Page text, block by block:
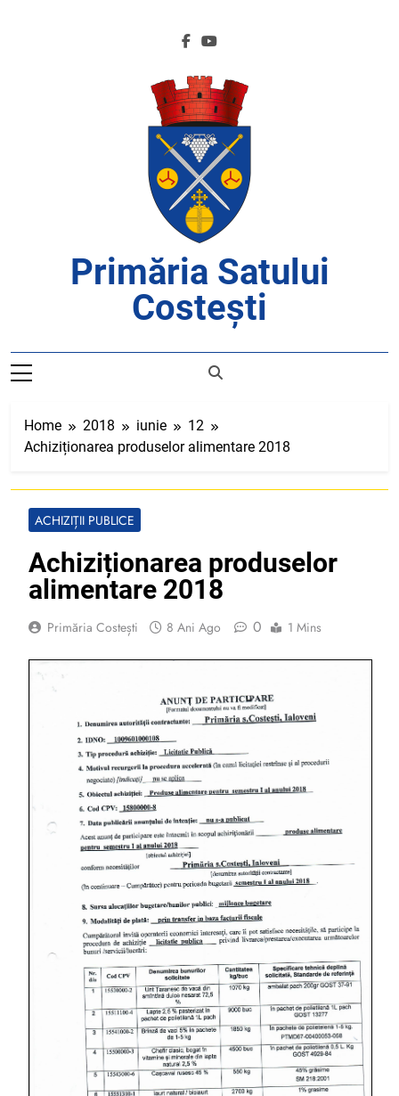
Primăria Satului
Costești
Home 2018 iunie
12
Achiziționarea produselor alimentare 2018
ACHIZIȚII PUBLICE
Achiziționarea produselor
alimentare 2018
Primăria Costești 8 Ani Ago 0 1 Mins